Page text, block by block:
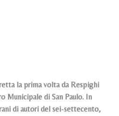
la prima volta da Respighi
Municipale di San Paulo. In
di autori del sei-settecento,